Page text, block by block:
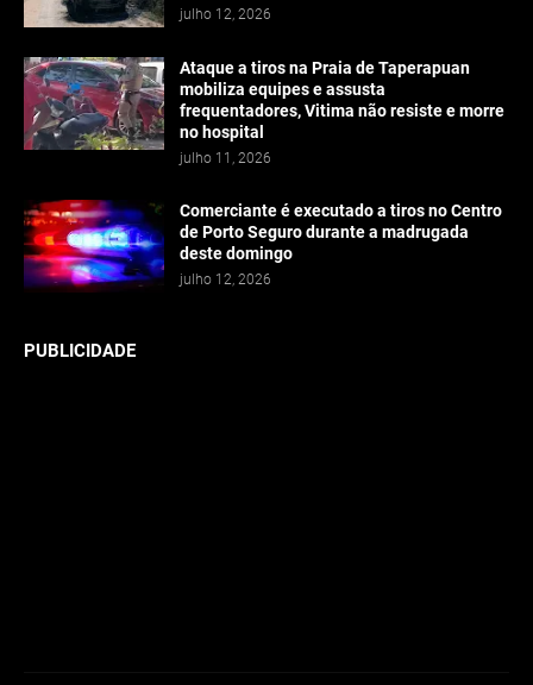
julho 12, 2026
Ataque a tiros na Praia de Taperapuan
mobiliza equipes e assusta
frequentadores, Vitima não resiste e morre
no hospital
julho 11, 2026
Comerciante é executado a tiros no Centro
de Porto Seguro durante a madrugada
deste domingo
julho 12, 2026
PUBLICIDADE